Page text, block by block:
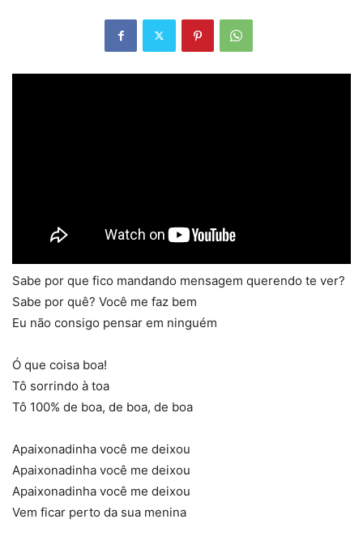
Sabe por que fico mandando mensagem querendo te ver?
Sabe por quê? Você me faz bem
Eu não consigo pensar em ninguém
Ó que coisa boa!
Tô sorrindo à toa
Tô 100% de boa, de boa, de boa
Apaixonadinha você me deixou
Apaixonadinha você me deixou
Apaixonadinha você me deixou
Vem ficar perto da sua menina